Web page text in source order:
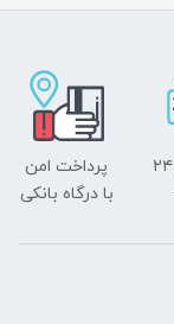
پشتیبانی ۲۴
پرداخت امن
با درگاه بانکی